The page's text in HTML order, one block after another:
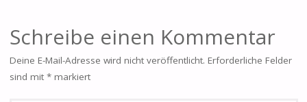
Schreibe einen Kommentar
Deine E-Mail-Adresse wird nicht veröffentlicht. Erforderliche Felder
sind mit *markiert